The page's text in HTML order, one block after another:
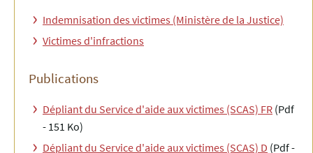
Indemnisation des victimes (Ministère de la Justice)
Victimes d'infractions
Publications
Dépliant du Service d'aide aux victimes (SCAS) FR (Pdf
- 151 Ko)
Dépliant du Service d'aide aux victimes (SCAS) D (Pdf -